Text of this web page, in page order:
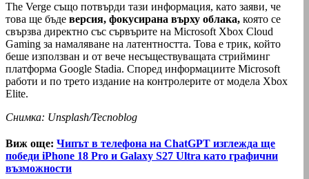
The Verge също потвърди тази информация, като заяви, че
това ще бъде версия, фокусирана върху облака, която се
свързва директно със сървърите на Microsoft Xbox Cloud
Gaming за намаляване на латентността. Това е трик, който
беше използван и от вече несъществуващата стрийминг
платформа Google Stadia. Според информациите Microsoft
работи и по трето издание на контролерите от модела Xbox
Elite.
Снимка: Unsplash/Tecnoblog
Виж още: Чипът в телефона на ChatGPT изглежда ще
победи iPhone 18 Pro и Galaxy S27 Ultra като графични
възможности